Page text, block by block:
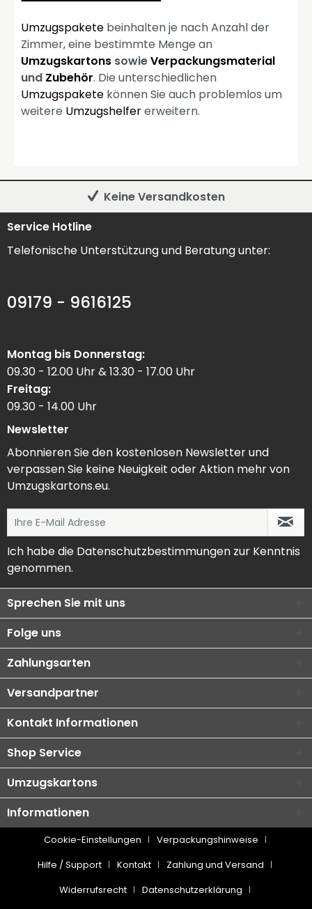
Umzugspakete beinhalten je nach Anzahl der
Zimmer, eine bestimmte Menge an
Umzugskartons sowieVerpackungsmaterial
und Zubehör. Die unterschiedlichen
Umzugspakete können Sie auch problemlos um
weitere Umzugshelfererweitern.
Keine Versandkosten
Service Hotline
Telefonische Unterstützung und Beratung unter:
09179 - 9616125
Montag bis Donnerstag:
09.30 - 12.00 Uhr & 13.30 - 17.00 Uhr
Freitag:
09.30 - 14.00 Uhr
Newsletter
Abonnieren Sie den kostenlosen Newsletter und
verpassen Sie keine Neuigkeit oder Aktion mehr von
Umzugskartons.eu.
Ich habe die Datenschutzbestimmungen zur Kenntnis
genommen.
Sprechen Sie mit uns
Folge uns
Zahlungsarten
Versandpartner
Kontakt Informationen
Shop Service
Umzugskartons
Informationen
Cookie-Einstellungen
Verpackungshinweise
Hilfe / Support
Kontakt
Zahlung und Versand
Widerrufsrecht
Datenschutzerklärung